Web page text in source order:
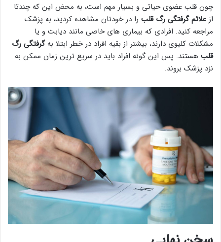
چون قلب عضوی حیاتی و بسیار مهم است، به محض این که چندتا
از علائم گرفتگی رگ قلب را در خودتان مشاهده کردید، به پزشک
مراجعه کنید. افرادی که بیماری های خاصی مانند دیابت و یا
مشکلات کلیوی دارند، بیشتر از بقیه افراد در خطر ابتلا بهگرفتگی رگ
قلب هستند. پس این گونه افراد باید در سریع ترین زمان ممکن به
نزد پزشک بروند.